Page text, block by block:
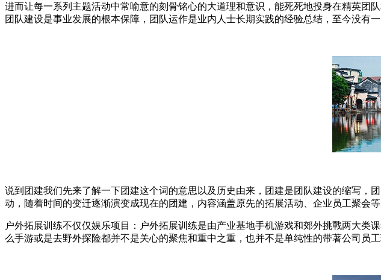
进而让每一系列主题活动中常喻意的刻骨铭心的大道理和意识，能死死地投身在精英
团队建设是事业发展的根本保障，团队运作是业内人士长期实践的经验总结，至今没有
说到团建我们先来了解一下团建这个词的意思以及历史由来，团建是团队建设的缩写
动，随着时间的变迁逐渐演变成现在的团建，内容涵盖原先的拓展活动、企业员工聚会
户外拓展训练不仅仅娱乐项目：户外拓展训练是由产业基地手机游戏和郊外挑戰两大
么手游或是去野外探险都并不是关心的聚焦和重中之重，也并不是单纯性的带著公司员